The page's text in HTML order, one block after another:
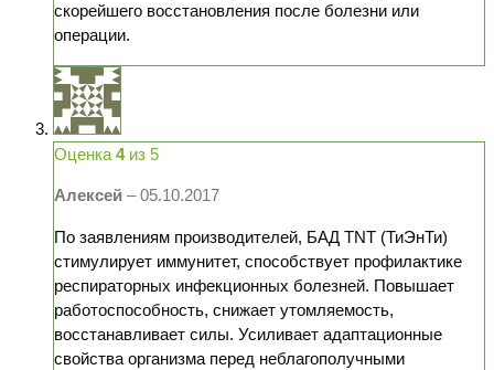
скорейшего восстановления после болезни или
операции.
Оценка 4из 5
Алексей – 05.10.2017
По заявлениям производителей, БАД TNT (ТиЭнТи)
стимулирует иммунитет, способствует профилактике
респираторных инфекционных болезней. Повышает
работоспособность, снижает утомляемость,
восстанавливает силы. Усиливает адаптационные
свойства организма перед неблагополучными